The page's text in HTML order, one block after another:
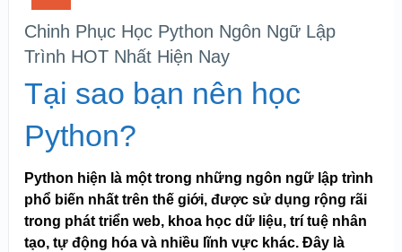
Chinh Phục Học Python Ngôn Ngữ Lập
Trình HOT Nhất Hiện Nay
Tại sao bạn nên học
Python?
Python hiện là một trong những ngôn ngữ lập trình
phổ biến nhất trên thế giới, được sử dụng rộng rãi
trong phát triển web, khoa học dữ liệu, trí tuệ nhân
tạo, tự động hóa và nhiều lĩnh vực khác. Đây là